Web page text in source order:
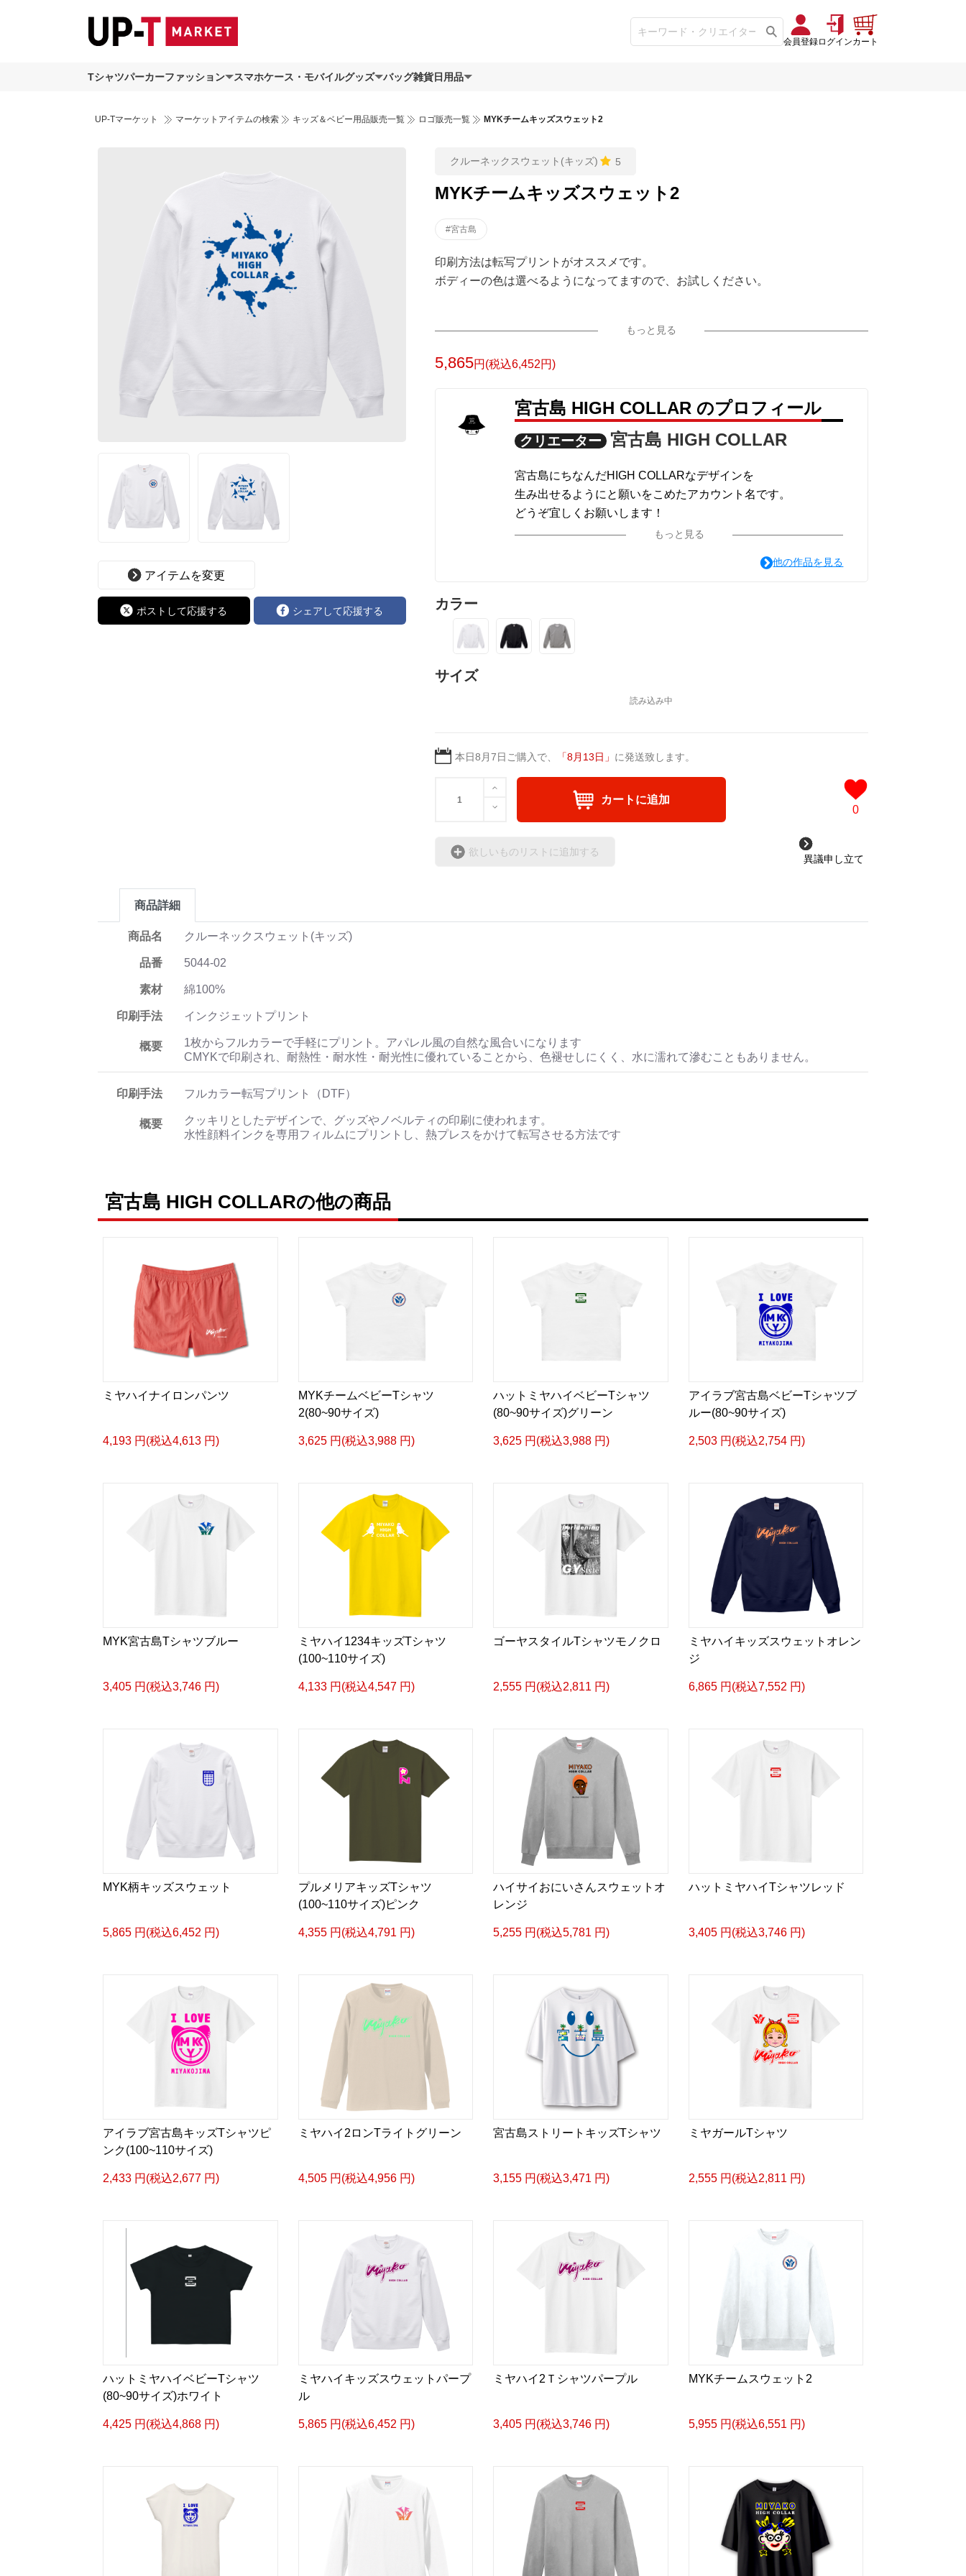
会員登録ログインカート
Tシャツパーカーファッション スマホケース・モバイルグッズ バッグ雑貨日用品
UP-Tマーケット マーケットアイテムの検索 キッズ＆ベビー用品販売一覧 ロゴ販売一覧 MYKチームキッズスウェット2
アイテムを変更
ポストして応援する シェアして応援する
クルーネックスウェット(キッズ) 5
MYKチームキッズスウェット2
#宮古島
印刷方法は転写プリントがオススメです。
ボディーの色は選べるようになってますので、お試しください。
もっと見る
5,865円(税込6,452円)
宮古島 HIGH COLLAR のプロフィール
クリエーター 宮古島 HIGH COLLAR
宮古島にちなんだHIGH COLLARなデザインを
生み出せるようにと願いをこめたアカウント名です。
どうぞ宜しくお願いします！
商品によってはcolorが選択できますので、気になったデザイン
もっと見る
他の作品を見る
カラー
サイズ
本日8月7日 ご購入で、 「8月13日 」 に発送致します。
カートに追加
0
欲しいものリストに追加する
異議申し立て
商品詳細
商品名 クルーネックスウェット(キッズ)
品番 5044-02
素材 綿100%
印刷手法 インクジェットプリント
概要
1枚からフルカラーで手軽にプリント。アパレル風の自然な風合いになります
CMYKで印刷され、耐熱性・耐水性・耐光性に優れていることから、色褪せしにくく、水に濡れて滲むこともありません。
印刷手法 フルカラー転写プリント（DTF）
概要
クッキリとしたデザインで、グッズやノベルティの印刷に使われます。
水性顔料インクを専用フィルムにプリントし、熱プレスをかけて転写させる方法です
宮古島 HIGH COLLARの他の商品
ミヤハイナイロンパンツ
4,193 円(税込4,613 円)
MYKチームベビーTシャツ
2(80~90サイズ)
3,625 円(税込3,988 円)
ハットミヤハイベビーTシャツ
(80~90サイズ)グリーン
3,625 円(税込3,988 円)
アイラブ宮古島ベビーTシャツブ
ルー(80~90サイズ)
2,503 円(税込2,754 円)
MYK宮古島Tシャツブルー
3,405 円(税込3,746 円)
ミヤハイ1234キッズTシャツ
(100~110サイズ)
4,133 円(税込4,547 円)
ゴーヤスタイルTシャツモノクロ
2,555 円(税込2,811 円)
ミヤハイキッズスウェットオレン
ジ
6,865 円(税込7,552 円)
MYK柄キッズスウェット
5,865 円(税込6,452 円)
プルメリアキッズTシャツ
(100~110サイズ)ピンク
4,355 円(税込4,791 円)
ハイサイおにいさんスウェットオ
レンジ
5,255 円(税込5,781 円)
ハットミヤハイTシャツレッド
3,405 円(税込3,746 円)
アイラブ宮古島キッズTシャツピ
ンク(100~110サイズ)
2,433 円(税込2,677 円)
ミヤハイ2ロンTライトグリーン
4,505 円(税込4,956 円)
宮古島ストリートキッズTシャツ
3,155 円(税込3,471 円)
ミヤガールTシャツ
2,555 円(税込2,811 円)
ハットミヤハイベビーTシャツ
(80~90サイズ)ホワイト
4,425 円(税込4,868 円)
ミヤハイキッズスウェットパープ
ル
5,865 円(税込6,452 円)
ミヤハイ2Ｔシャツパープル
3,405 円(税込3,746 円)
MYKチームスウェット2
5,955 円(税込6,551 円)